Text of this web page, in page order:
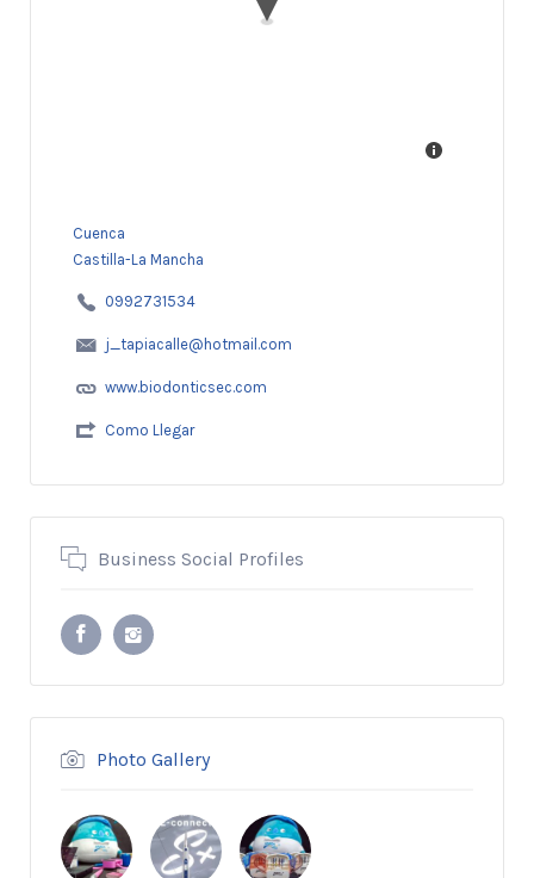
Cuenca
Castilla-La Mancha
0992731534
j_tapiacalle@hotmail.com
www.biodonticsec.com
Como Llegar
Business Social Profiles
Photo Gallery